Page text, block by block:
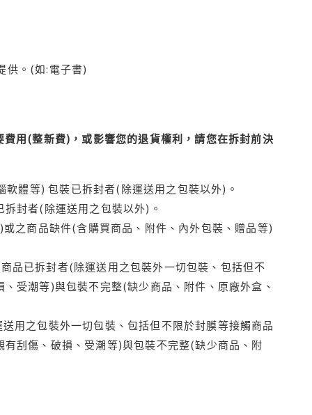
供。(如:電子書)
用(整新費)，或影響您的退貨權利，請您在拆封前決
體等) 包裝已拆封者(除運送用之包裝以外)。
封者(除運送用之包裝以外)。
之商品缺件(含購買商品、附件、內外包裝、贈品等)
品已拆封者(除運送用之包裝外一切包裝、包括但不
受潮等)與包裝不完整(缺少商品、附件、原廠外盒、
用之包裝外一切包裝、包括但不限於封膜等接觸商品
刮傷、破損、受潮等)與包裝不完整(缺少商品、附